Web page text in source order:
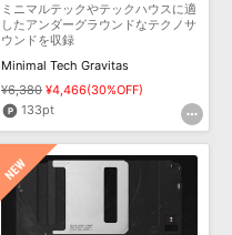
次世代型ボーカル・エディタ
映像のBGM・セリフを音声分離
ミニマルテックやテックハウスに適
したアンダーグラウンドなテクノサ
ウンドを収録
Minimal Tech Gravitas
¥6,380 ¥4,466(30%OFF)
133pt